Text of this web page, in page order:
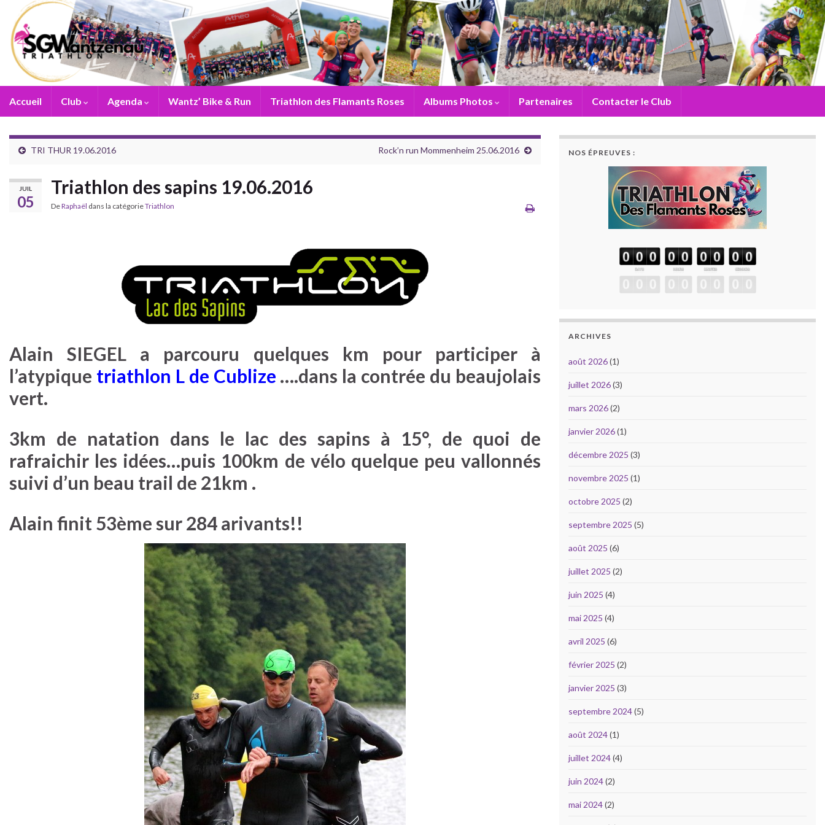
Accueil Club Agenda Wantz’ Bike & Run Triathlon des Flamants Roses Albums Photos Partenaires Contacter le Club
TRI THUR 19.06.2016 Rock’n run Mommenheim 25.06.2016
JUIL
05
Triathlon des sapins 19.06.2016
DeRaphaël dans la catégorieTriathlon
Alain SIEGEL a parcouru quelques km pour participer à
l’atypique triathlon L de Cublize ….dans la contrée du beaujolais
vert.
3km de natation dans le lac des sapins à 15°, de quoi de
rafraichir les idées…puis 100km de vélo quelque peu vallonnés
suivi d’un beau trail de 21km .
Alain finit 53ème sur 284 arivants!!
NOS ÉPREUVES :
ARCHIVES
août 2026(1)
juillet 2026(3)
mars 2026(2)
janvier 2026(1)
décembre 2025 (3)
novembre 2025 (1)
octobre 2025 (2)
septembre 2025 (5)
août 2025 (6)
juillet 2025 (2)
juin 2025 (4)
mai 2025 (4)
avril 2025 (6)
février 2025 (2)
janvier 2025 (3)
septembre 2024(5)
août 2024(1)
juillet 2024(4)
juin 2024(2)
mai 2024(2)